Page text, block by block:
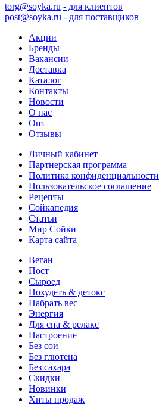
torg@soyka.ru - для клиентов
post@soyka.ru - для поставщиков
Акции
Бренды
Вакансии
Доставка
Каталог
Контакты
Новости
О нас
Опт
Отзывы
Личный кабинет
Партнерская программа
Политика конфиденциальности
Пользовательское соглашение
Рецепты
Сойкапедия
Статьи
Мир Сойки
Карта сайта
Веган
Пост
Сыроед
Похудеть & детокс
Набрать вес
Энергия
Для сна & релакс
Настроение
Без сои
Без глютена
Без сахара
Скидки
Новинки
Хиты продаж